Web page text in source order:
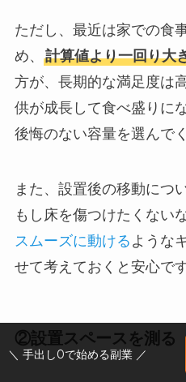
ただし、最近は家での食
め、 計算値より一回り大
方が、長期的な満足度は
供が成長して食べ盛りに
後悔のない容量を選んで
また、設置後の移動につ
もし床を傷つけたくないな
スムーズに動ける ような
せて考えておくと安心です
②設置スペースを測る
＼ 手出し0で始める副業 ／